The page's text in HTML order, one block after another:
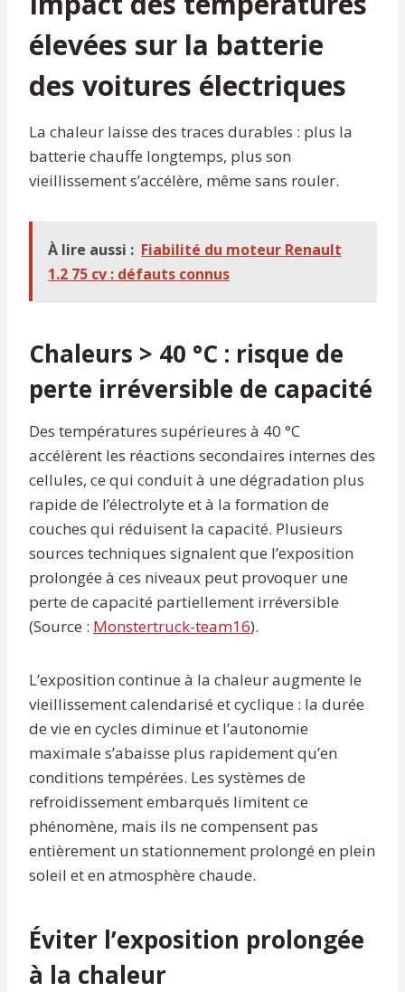
élevées sur la batterie
des voitures électriques
La chaleur laisse des traces durables : plus la
batterie chauffe longtemps, plus son
vieillissement s’accélère, même sans rouler.
À lire aussi : Fiabilité du moteur Renault
1.2 75 cv : défauts connus
Chaleurs > 40 °C : risque de
perte irréversible de capacité
Des températures supérieures à 40 °C
accélèrent les réactions secondaires internes des
cellules, ce qui conduit à une dégradation plus
rapide de l’électrolyte et à la formation de
couches qui réduisent la capacité. Plusieurs
sources techniques signalent que l’exposition
prolongée à ces niveaux peut provoquer une
perte de capacité partiellement irréversible
(Source : Monstertruck-team16).
L’exposition continue à la chaleur augmente le
vieillissement calendarisé et cyclique : la durée
de vie en cycles diminue et l’autonomie
maximale s’abaisse plus rapidement qu’en
conditions tempérées. Les systèmes de
refroidissement embarqués limitent ce
phénomène, mais ils ne compensent pas
entièrement un stationnement prolongé en plein
soleil et en atmosphère chaude.
Éviter l’exposition prolongée
à la chaleur